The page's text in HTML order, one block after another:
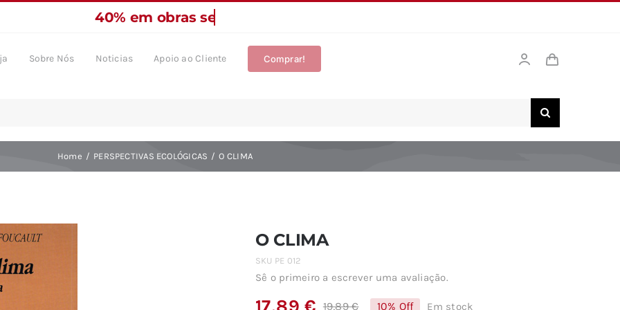
Sobre Nós Noticias Apoio ao Cliente Comprar!
Home PERSPECTIVAS ECOLÓGICAS O CLIMA
O CLIMA
SKU PE 012
Sê o primeiro a escrever uma avaliação.
19,89€ 10% Off Em stock